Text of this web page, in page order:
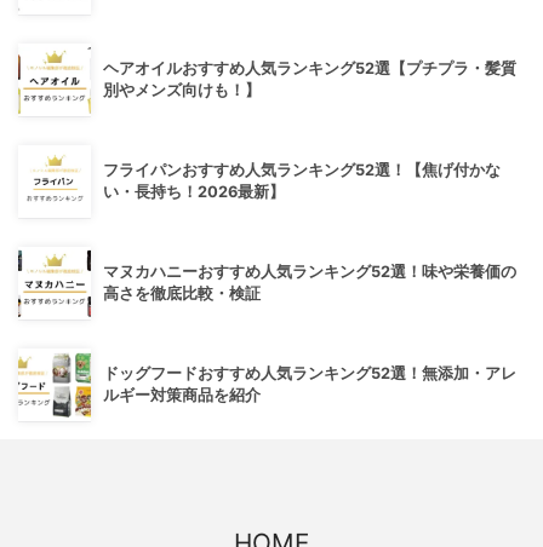
ヘアオイルおすすめ人気ランキング52選【プチプラ・髪質
別やメンズ向けも！】
フライパンおすすめ人気ランキング52選！【焦げ付かな
い・長持ち！2026最新】
マヌカハニーおすすめ人気ランキング52選！味や栄養価の
高さを徹底比較・検証
ドッグフードおすすめ人気ランキング52選！無添加・アレ
ルギー対策商品を紹介